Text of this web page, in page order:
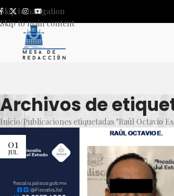
Skip to navigation
Skip to main content
Archivos de
Inicio Publicaciones etiquetadas "Raúl Octavio
01
JUL